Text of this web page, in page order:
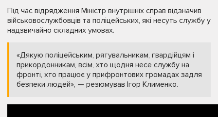
Під час відрядження Міністр внутрішніх справ відзначив
військовослужбовців та поліцейських, які несуть службу у
надзвичайно складних умовах.
«Дякую поліцейським, рятувальникам, гвардійцям і
прикордонникам, всім, хто щодня несе службу на
фронті, хто працює у прифронтових громадах задля
безпеки людей», — резюмував Ігор Клименко.